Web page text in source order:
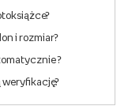
i rozmiar?
?